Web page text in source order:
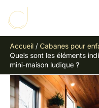
contenu
Accueil
Cabanes pour
Quels sont les éléments
mini-maison ludique ?
e
h
e
r
c
h